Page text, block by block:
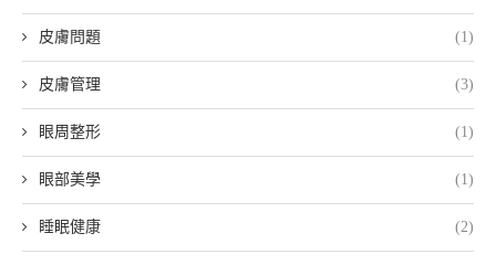
皮膚問題 (1)
皮膚管理 (3)
眼周整形 (1)
眼部美學 (1)
睡眠健康 (2)